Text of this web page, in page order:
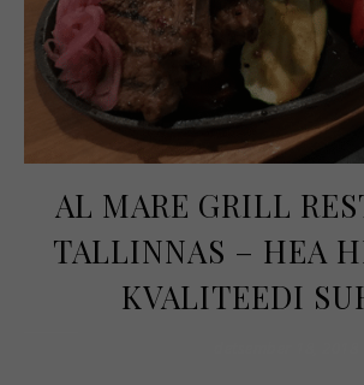
AL MARE GRILL
TALLINNAS – HEA
KVALITEEDI